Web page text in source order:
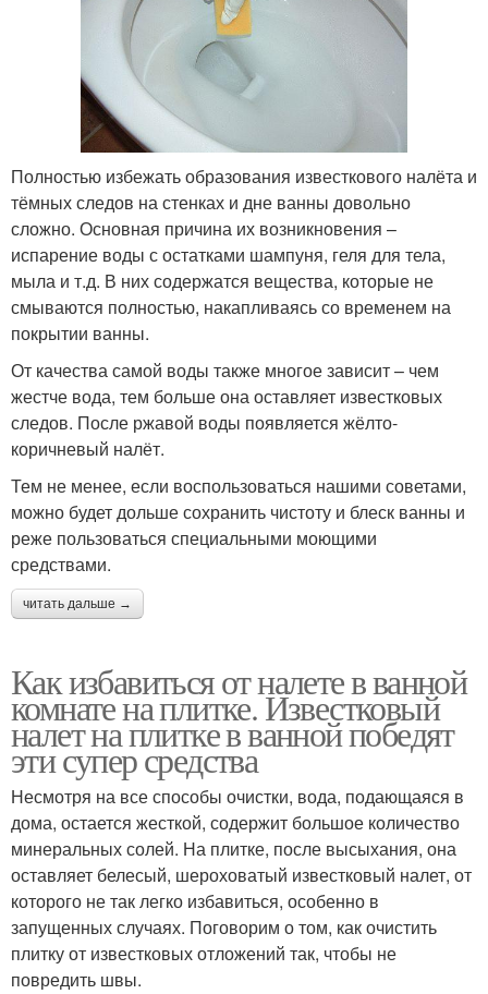
Полностью избежать образования известкового налёта и
тёмных следов на стенках и дне ванны довольно
сложно. Основная причина их возникновения –
испарение воды с остатками шампуня, геля для тела,
мыла и т.д. В них содержатся вещества, которые не
смываются полностью, накапливаясь со временем на
покрытии ванны.
От качества самой воды также многое зависит – чем
жестче вода, тем больше она оставляет известковых
следов. После ржавой воды появляется жёлто-
коричневый налёт.
Тем не менее, если воспользоваться нашими советами,
можно будет дольше сохранить чистоту и блеск ванны и
реже пользоваться специальными моющими
средствами.
читать дальше →
Как избавиться от налете в ванной
комнате на плитке. Известковый
налет на плитке в ванной победят
эти супер средства
Несмотря на все способы очистки, вода, подающаяся в
дома, остается жесткой, содержит большое количество
минеральных солей. На плитке, после высыхания, она
оставляет белесый, шероховатый известковый налет, от
которого не так легко избавиться, особенно в
запущенных случаях. Поговорим о том, как очистить
плитку от известковых отложений так, чтобы не
повредить швы.